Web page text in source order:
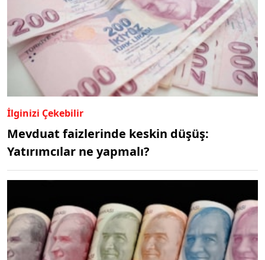
İlginizi Çekebilir
Mevduat faizlerinde keskin düşüş:
Yatırımcılar ne yapmalı?